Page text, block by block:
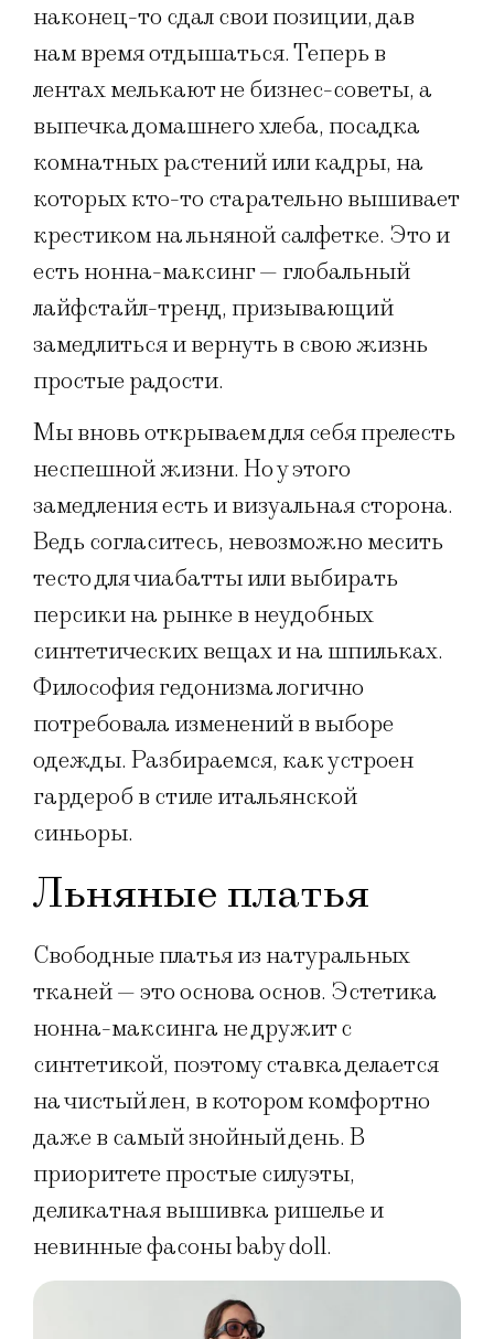
наконец-то сдал свои позиции, дав
нам время отдышаться. Теперь в
лентах мелькают не бизнес-советы, а
выпечка домашнего хлеба, посадка
комнатных растений или кадры, на
которых кто-то старательно вышивает
крестиком на льняной салфетке. Это и
есть нонна-максинг — глобальный
лайфстайл-тренд, призывающий
замедлиться и вернуть в свою жизнь
простые радости.
Мы вновь открываем для себя прелесть
неспешной жизни. Но у этого
замедления есть и визуальная сторона.
Ведь согласитесь, невозможно месить
тесто для чиабатты или выбирать
персики на рынке в неудобных
синтетических вещах и на шпильках.
Философия гедонизма логично
потребовала изменений в выборе
одежды. Разбираемся, как устроен
гардероб в стиле итальянской
синьоры.
Льняные платья
Свободные платья из натуральных
тканей — это основа основ. Эстетика
нонна-максинга не дружит с
синтетикой, поэтому ставка делается
на чистый лен, в котором комфортно
даже в самый знойный день. В
приоритете простые силуэты,
деликатная вышивка ришелье и
невинные фасоны baby doll.